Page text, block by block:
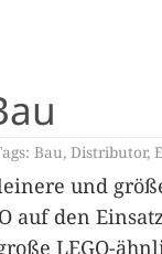
Bau, Distributor,
und
auf den
LEGO-